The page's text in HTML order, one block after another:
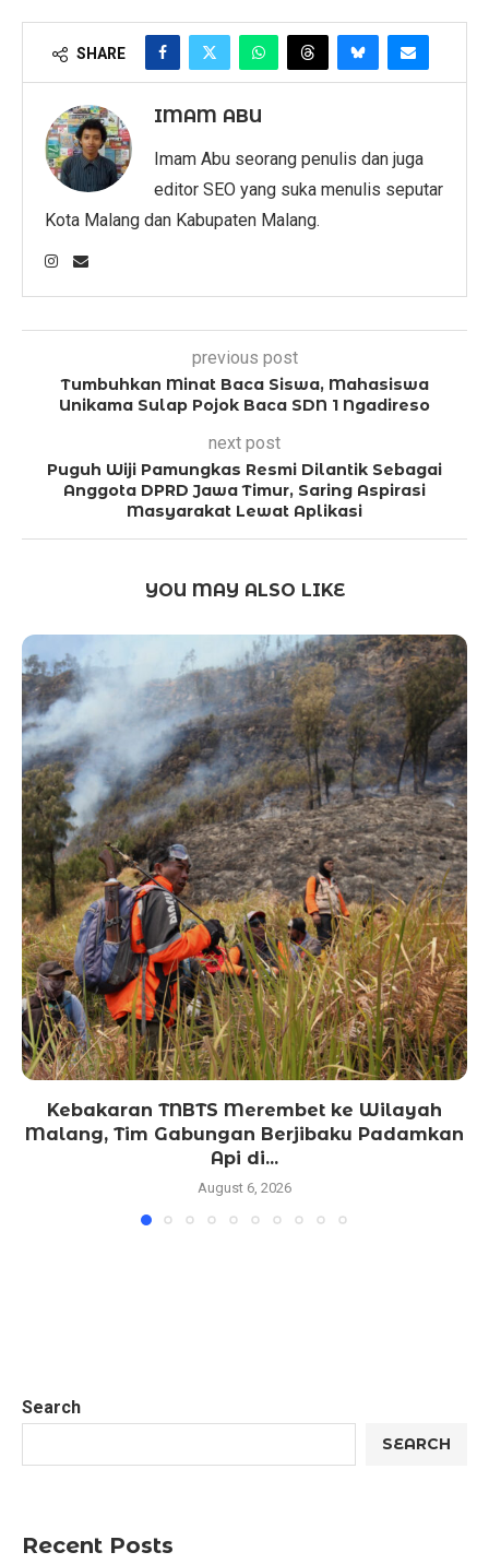
SHARE
IMAM ABU
Imam Abu seorang penulis dan juga
editor SEO yang suka menulis seputar
Kota Malang dan Kabupaten Malang.
previous post
Tumbuhkan Minat Baca Siswa, Mahasiswa
Unikama Sulap Pojok Baca SDN 1 Ngadireso
next post
Puguh Wiji Pamungkas Resmi Dilantik Sebagai
Anggota DPRD Jawa Timur, Saring Aspirasi
Masyarakat Lewat Aplikasi
YOU MAY ALSO LIKE
Kebakaran TNBTS Merembet ke Wilayah
Malang, Tim Gabungan Berjibaku Padamkan
Api di...
August 6, 2026
Search
SEARCH
Recent Posts